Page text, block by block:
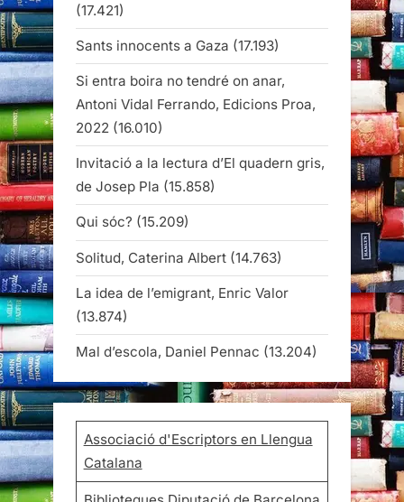
(17.421)
Sants innocents a Gaza (17.193)
Si entra boira no tendré on anar,
Antoni Vidal Ferrando, Edicions Proa,
2022 (16.010)
Invitació a la lectura d’El quadern gris,
de Josep Pla (15.858)
Qui sóc? (15.209)
Solitud, Caterina Albert (14.763)
La idea de l’emigrant, Enric Valor
(13.874)
Mal d’escola, Daniel Pennac (13.204)
Associació d'Escriptors en Llengua
Catalana